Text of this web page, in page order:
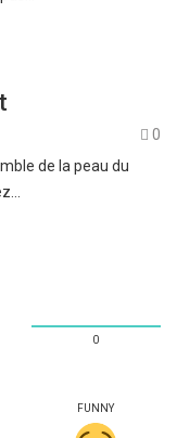
0
de la peau du
0
FUNNY